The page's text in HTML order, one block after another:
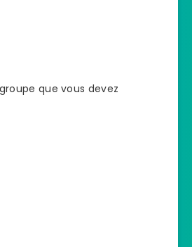
que vous devez